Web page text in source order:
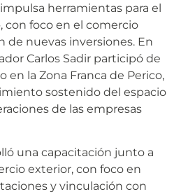
herramientas para el
con foco en el comercio
de nuevas inversiones. En
Carlos Sadir participó de
en la Zona Franca de Perico,
sostenido del espacio
de las empresas
una capacitación junto a
exterior, con foco en
y vinculación con